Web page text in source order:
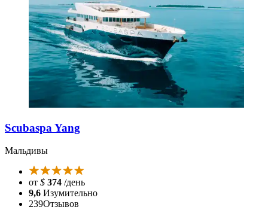
Scubaspa Yang
Мальдивы
от $ 374 /день
9,6 Изумительно
239Отзывов